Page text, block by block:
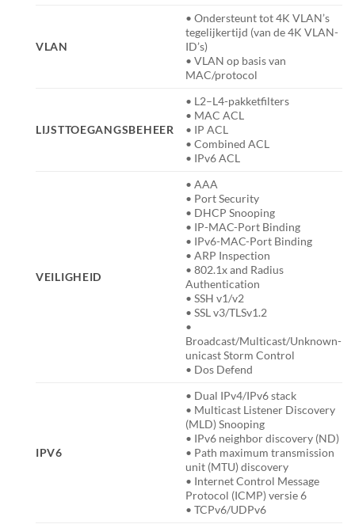
VLAN
• Ondersteunt tot 4K VLAN’s
tegelijkertijd (van de 4K VLAN-
ID’s)
• VLAN op basis van
MAC/protocol
LIJSTTOEGANGSBEHEER
• L2–L4-pakketfilters
• MAC ACL
• IP ACL
• Combined ACL
• IPv6 ACL
VEILIGHEID
• AAA
• Port Security
• DHCP Snooping
• IP-MAC-Port Binding
• IPv6-MAC-Port Binding
• ARP Inspection
• 802.1x and Radius
Authentication
• SSH v1/v2
• SSL v3/TLSv1.2
•
Broadcast/Multicast/Unknown-
unicast Storm Control
• Dos Defend
IPV6
• Dual IPv4/IPv6 stack
• Multicast Listener Discovery
(MLD) Snooping
• IPv6 neighbor discovery (ND)
• Path maximum transmission
unit (MTU) discovery
• Internet Control Message
Protocol (ICMP) versie 6
• TCPv6/UDPv6